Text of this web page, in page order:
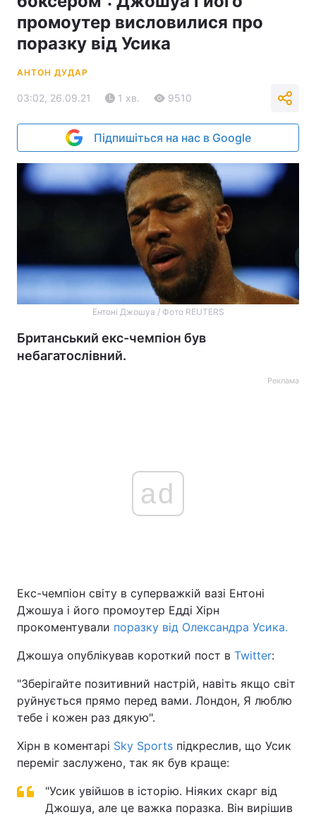
промоутер висловилися про
поразку від Усика
АНТОН ДУДАР
03:02, 26.09.21 1 хв. 9510
Підпишіться на нас в Google
Ентоні Джошуа / Фото REUTERS
Британський екс-чемпіон був
небагатослівний.
Реклама
ad
Екс-чемпіон світу в суперважкій вазі Ентоні
Джошуа і його промоутер Едді Хірн
прокоментували поразку від Олександра Усика.
Джошуа опублікував короткий пост в Twitter:
"Зберігайте позитивний настрій, навіть якщо світ
руйнується прямо перед вами. Лондон, Я люблю
тебе і кожен раз дякую".
Хірн в коментарі Sky Sports підкреслив, що Усик
переміг заслужено, так як був краще:
"Усик увійшов в історію. Ніяких скарг від
Джошуа, але це важка поразка. Він вирішив